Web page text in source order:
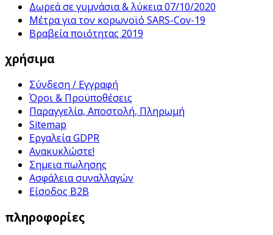
Δωρεά σε γυμνάσια & λύκεια 07/10/2020
Μέτρα για τον κορωνοϊό SARS-Cov-19
Βραβεία ποιότητας 2019
χρήσιμα
Σύνδεση / Εγγραφή
Όροι & Προϋποθέσεις
Παραγγελία, Αποστολή, Πληρωμή
Sitemap
Εργαλεία GDPR
Ανακυκλώστε!
Σημεια πωλησης
Ασφάλεια συναλλαγών
Είσοδος B2B
πληροφορίες